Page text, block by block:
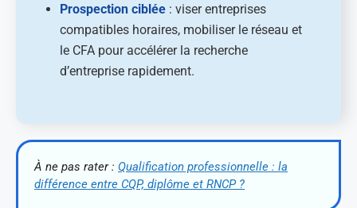
Prospection ciblée : viser entreprises
compatibles horaires, mobiliser le réseau et
le CFA pour accélérer la recherche
d’entreprise rapidement.
À ne pas rater : Qualification professionnelle : la
différence entre CQP, diplôme et RNCP ?